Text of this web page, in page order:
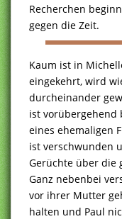
Recherchen
gegen die Zeit.
Kaum ist in
eingekehrt, wird
durcheinander
ist vorübergehend
eines ehemaligen
ist verschwunden
Gerüchte über die
Ganz nebenbei
vor ihrer Mutter
halten und Paul